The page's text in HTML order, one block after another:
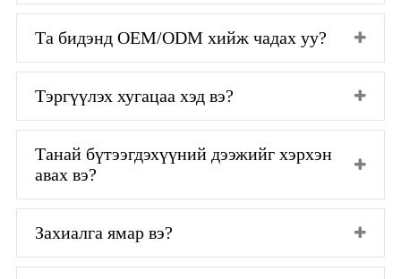
Та бидэнд OEM/ODM хийж чадах уу?
Тэргүүлэх хугацаа хэд вэ?
Танай бүтээгдэхүүний дээжийг хэрхэн
авах вэ?
Захиалга ямар вэ?